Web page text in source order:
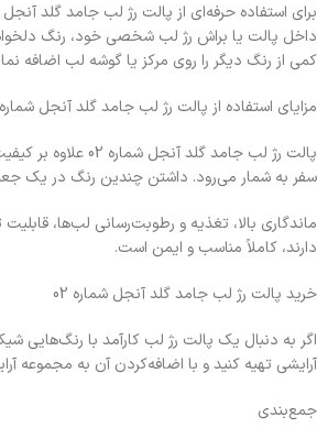
داخل پالت یا براش رژ لب شخصی خود، رنگ دلخواه
کمی از رنگ دیگر را روی مرکز یا گوشه لب اضافه
مزایای استفاده از پالت رژ لب جامد گلد آنجل شماره 02
پالت رژ لب
سفر به شمار می‌رود. داشتن چندین رنگ در یک
ماندگاری بالا، تغذیه و رطوبت‌رسانی لب‌ها،
دارند، کاملاً مناسب و ایمن است.
خرید پالت رژ لب جامد گلد آنجل شماره 02
آرایشی تهیه کنید و با اضافه‌کردن آن به مجموعه
جمع‌بندی